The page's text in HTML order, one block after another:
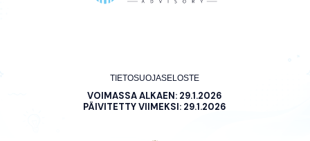
TIETOSUOJASELOSTE
VOIMASSA ALKAEN: 29.1.2026
PÄIVITETTY VIIMEKSI: 29.1.2026